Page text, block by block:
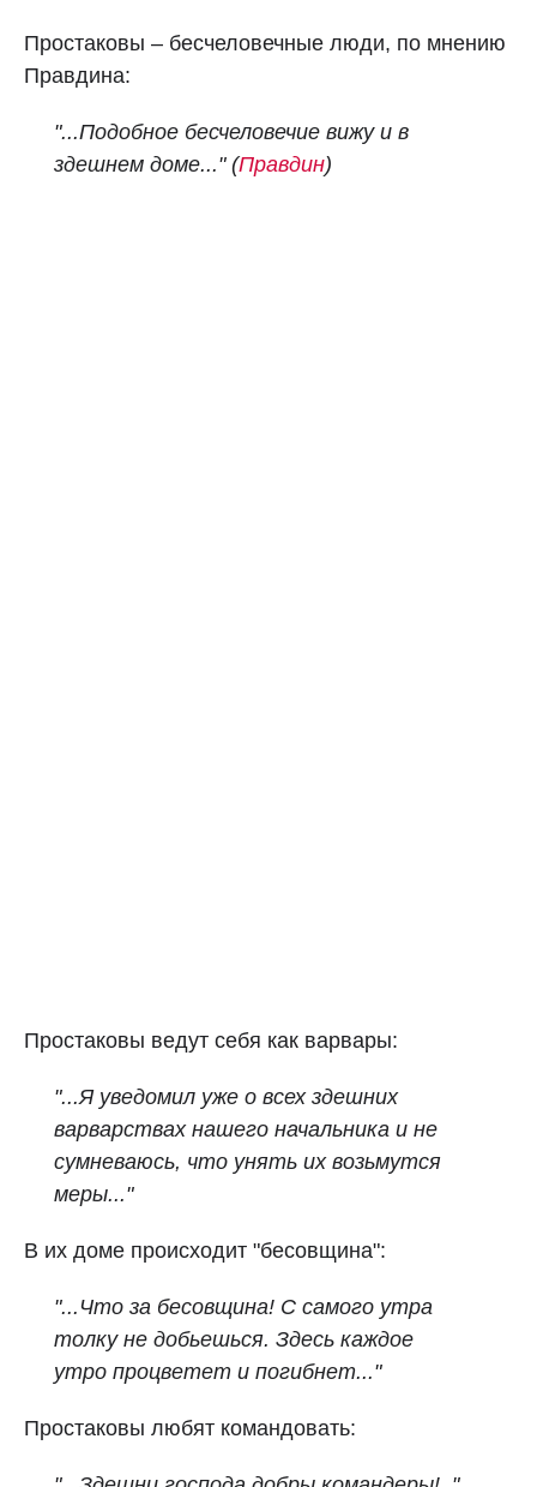
Простаковы – бесчеловечные люди, по мнению
Правдина:
"...Подобное бесчеловечие вижу и в
здешнем доме..." (Правдин)
Простаковы ведут себя как варвары:
"...Я уведомил уже о всех здешних
варварствах нашего начальника и не
сумневаюсь, что унять их возьмутся
меры..."
В их доме происходит "бесовщина":
"...Что за бесовщина! С самого утра
толку не добьешься. Здесь каждое
утро процветет и погибнет..."
Простаковы любят командовать: